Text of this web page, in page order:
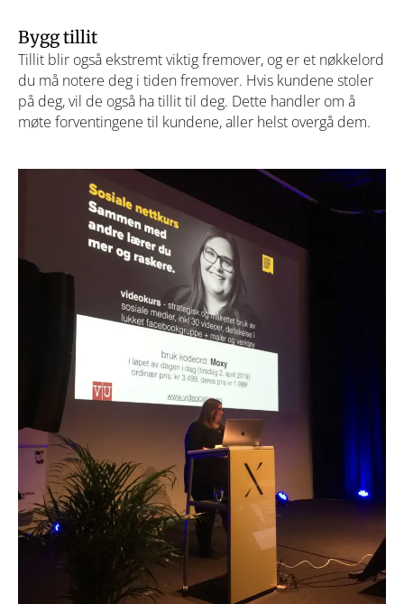
Bygg tillit
Tillit blir også ekstremt viktig fremover, og er et nøkkelord
du må notere deg i tiden fremover. Hvis kundene stoler
på deg, vil de også ha tillit til deg. Dette handler om å
møte forventingene til kundene, aller helst overgå dem.